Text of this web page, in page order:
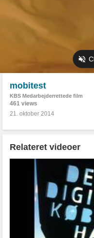
mobitest
KBS Medarbejderrettede film
461 views
21. oktober 2014
Relateret videoer